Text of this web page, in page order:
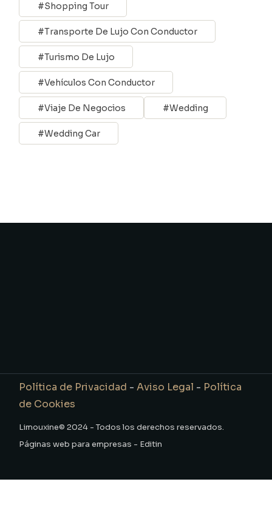
Shopping Tour
Transporte De Lujo Con Conductor
Turismo De Lujo
Vehículos Con Conductor
Viaje De Negocios Wedding
Wedding Car
Política de Privacidad -Aviso Legal - Política
de Cookies
Limouxine© 2024 - Todos los derechos reservados.
Páginas web para empresas - Editin